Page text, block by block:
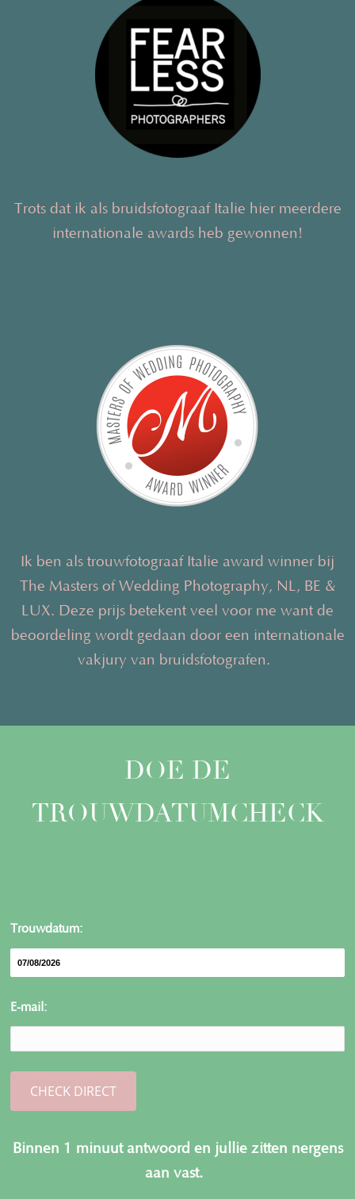
Trots dat ik als bruidsfotograaf Italie hier meerdere
internationale awards heb gewonnen!
Ik ben als trouwfotograaf Italie award winner bij
The Masters of Wedding Photography, NL, BE &
LUX. Deze prijs betekent veel voor me want de
beoordeling wordt gedaan door een internationale
vakjury van bruidsfotografen.
DOE DE
TROUWDATUMCHECK
Trouwdatum:
E-mail:
Binnen 1 minuut antwoord en jullie zitten nergens
aan vast.